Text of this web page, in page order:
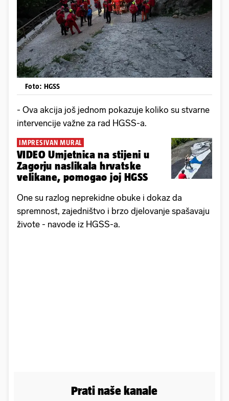
Foto: HGSS
- Ova akcija još jednom pokazuje koliko su stvarne
intervencije važne za rad HGSS-a.
IMPRESIVAN MURAL
VIDEO Umjetnica na stijeni u
Zagorju naslikala hrvatske
velikane, pomogao joj HGSS
One su razlog neprekidne obuke i dokaz da
spremnost, zajedništvo i brzo djelovanje spašavaju
živote - navode iz HGSS-a.
Prati naše kanale